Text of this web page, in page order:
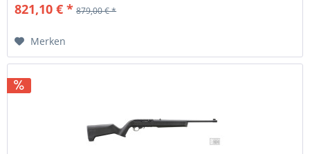
821,10 € * 879,00 € *
Merken